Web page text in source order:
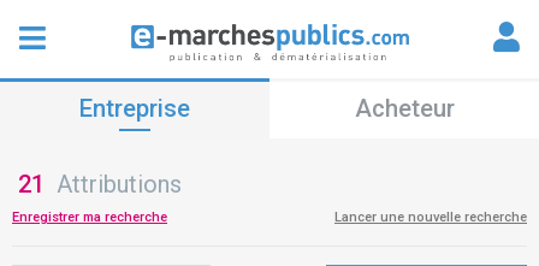
Entreprise Acheteur
21 Attributions
Enregistrer ma recherche Lancer une nouvelle recherche